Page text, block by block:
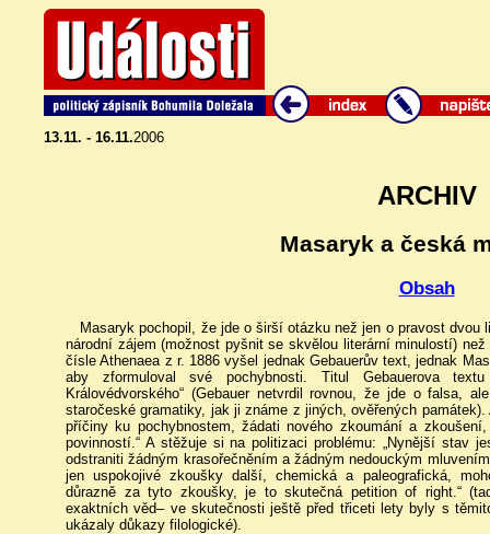
13.11. - 16.11.2006
ARCHIV
Masaryk a česká
Obsah
Masaryk pochopil, že jde o širší otázku než jen o pravost
národní zájem (možnost pyšnit se skvělou literární minulostí)
čísle Athenaea z r. 1886 vyšel jednak Gebauerův text, jednak
aby zformuloval své pochybnosti. Titul Gebauerova
Královédvorského“ (Gebauer netvrdil rovnou, že jde o falsa,
staročeské gramatiky, jak ji známe z jiných, ověřených
příčiny ku pochybnostem, žádati nového zkoumání a
povinností.“ A stěžuje si na politizaci problému: „Nynější stav
odstraniti žádným krasořečněním a žádným nedouckým
jen uspokojivé zkoušky další, chemická a paleografická,
důrazně za tyto zkoušky, je to skutečná petition of right.“
exaktních věd– ve skutečnosti ještě před třiceti lety byly s
ukázaly důkazy filologické).